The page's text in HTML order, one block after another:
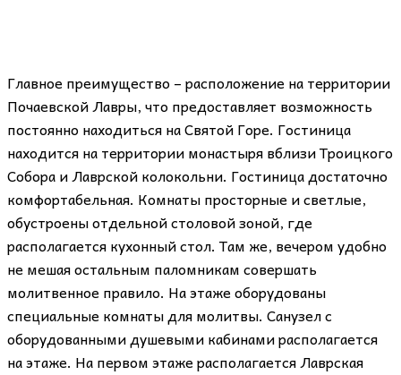
Главное преимущество – расположение на территории
Почаевской Лавры, что предоставляет возможность
постоянно находиться на Святой Горе. Гостиница
находится на территории монастыря вблизи Троицкого
Собора и Лаврской колокольни. Гостиница достаточно
комфортабельная. Комнаты просторные и светлые,
обустроены отдельной столовой зоной, где
располагается кухонный стол. Там же, вечером удобно
не мешая остальным паломникам совершать
молитвенное правило. На этаже оборудованы
специальные комнаты для молитвы. Санузел с
оборудованными душевыми кабинами располагается
на этаже. На первом этаже располагается Лаврская